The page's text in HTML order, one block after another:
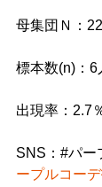
母集団Ｎ：
標本数(n)：6
出現率：2.7
SNS：#パ
ープルコー